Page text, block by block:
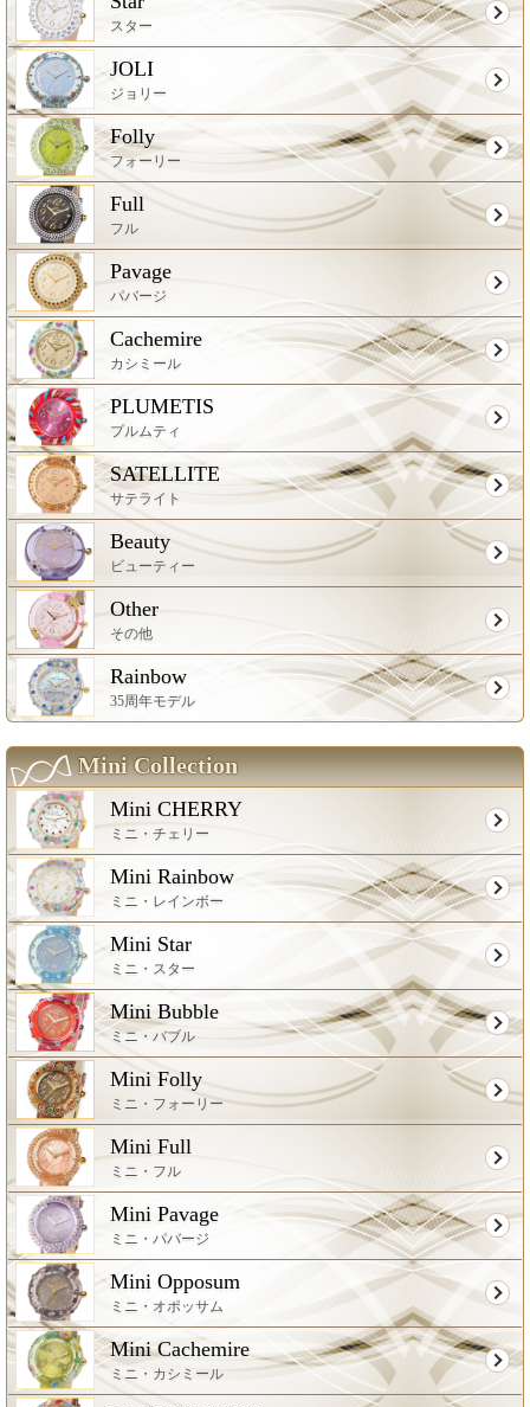
スター
JOLI
ジョリー
Folly
フォーリー
Full
フル
Pavage
パバージ
Cachemire
カシミール
PLUMETIS
プルムティ
SATELLITE
サテライト
Beauty
ビューティー
Other
その他
Rainbow
35周年モデル
Mini Collection
Mini CHERRY
ミニ・チェリー
Mini Rainbow
ミニ・レインボー
Mini Star
ミニ・スター
Mini Bubble
ミニ・バブル
Mini Folly
ミニ・フォーリー
Mini Full
ミニ・フル
Mini Pavage
ミニ・パバージ
Mini Opposum
ミニ・オポッサム
Mini Cachemire
ミニ・カシミール